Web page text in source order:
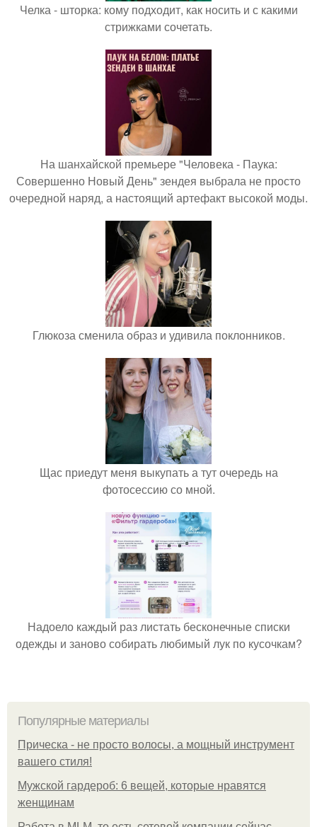
Челка - шторка: кому подходит, как носить и с какими
стрижками сочетать.
На шанхайской премьере "Человека - Паука:
Совершенно Новый День" зендея выбрала не просто
очередной наряд, а настоящий артефакт высокой моды.
Глюкоза сменила образ и удивила поклонников.
Щас приедут меня выкупать а тут очередь на
фотосессию со мной.
Надоело каждый раз листать бесконечные списки
одежды и заново собирать любимый лук по кусочкам?
Популярные материалы
Прическа - не просто волосы, а мощный инструмент
вашего стиля!
Мужской гардероб: 6 вещей, которые нравятся
женщинам